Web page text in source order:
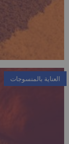
العناية بالمنسوجات